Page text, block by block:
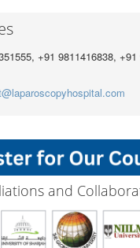
+91 9811416838, +91
and